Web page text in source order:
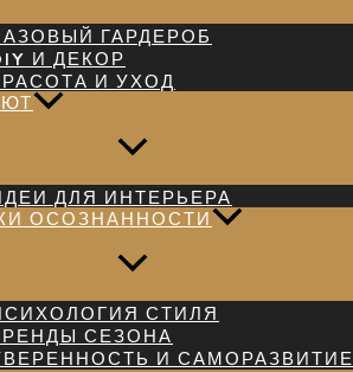
ГАРДЕРОБ
И ДЕКОР
И УХОД
ДЛЯ ИНТЕРЬЕРА
ОСОЗНАННОСТИ
СТИЛЯ
СЕЗОНА
И САМОРАЗВИТИЕ